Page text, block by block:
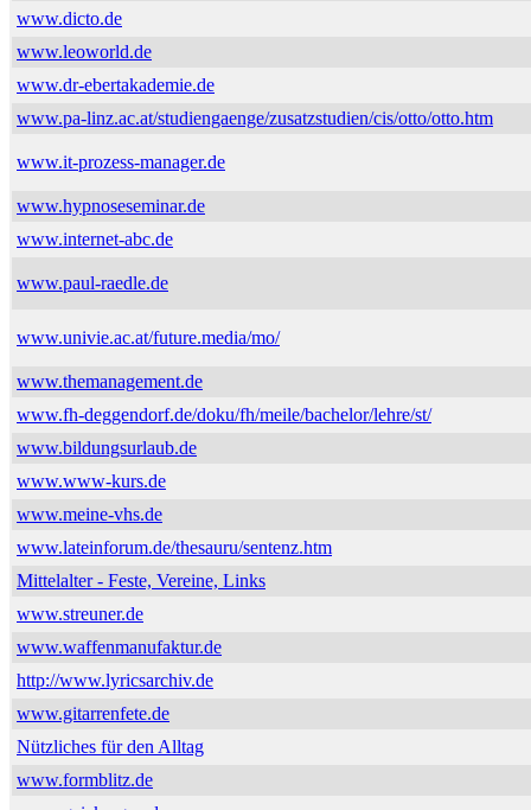
www.dicto.de
www.leoworld.de
www.dr-ebertakademie.de
www.pa-linz.ac.at/studiengaenge/zusatzstudien/cis/otto/otto.htm
www.it-prozess-manager.de
www.hypnoseseminar.de
www.internet-abc.de
www.paul-raedle.de
www.univie.ac.at/future.media/mo/
www.themanagement.de
www.fh-deggendorf.de/doku/fh/meile/bachelor/lehre/st/
www.bildungsurlaub.de
www.www-kurs.de
www.meine-vhs.de
www.lateinforum.de/thesauru/sentenz.htm
Mittelalter - Feste, Vereine, Links
www.streuner.de
www.waffenmanufaktur.de
http://www.lyricsarchiv.de
www.gitarrenfete.de
Nützliches für den Alltag
www.formblitz.de